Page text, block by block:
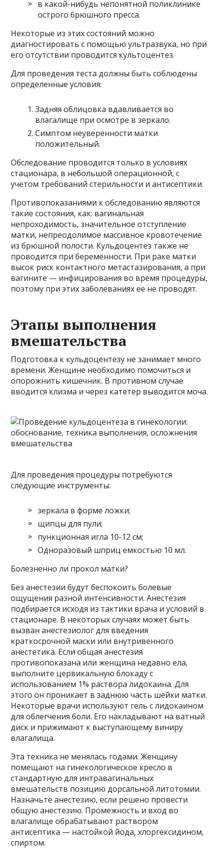
в какой-нибудь непонятной поликлинике
острого брюшного пресса.
Некоторые из этих состояний можно
диагностировать с помощью ультразвука, но при
его отсутствии проводится культоцентез.
Для проведения теста должны быть соблюдены
определенные условия:
Задняя облицовка вдавливается во
влагалище при осмотре в зеркало.
Симптом неуверенности матки
положительный.
Обследование проводится только в условиях
стационара, в небольшой операционной, с
учетом требований стерильности и антисептики.
Противопоказаниями к обследованию являются
такие состояния, как: вагинальная
непроходимость, значительное отступление
матки, непреодолимое массивное кровотечение
из брюшной полости. Кульдоцентез также не
проводится при беременности. При раке матки
высок риск контактного метастазирования, а при
вагините — инфицирования во время процедуры,
поэтому при этих заболеваниях ее не проводят.
Этапы выполнения
вмешательства
Подготовка к кульдоцентезу не занимает много
времени. Женщине необходимо помочиться и
опорожнить кишечник. В противном случае
вводится клизма и через катетер выводится моча.
Для проведения процедуры потребуются
следующие инструменты:
зеркала в форме ложки;
щипцы для пули;
пункционная игла 10-12 см;
Одноразовый шприц емкостью 10 мл.
Болезненно ли прокол матки?
Без анестезии будут беспокоить болевые
ощущения разной интенсивности. Анестезия
подбирается исходя из тактики врача и условий в
стационаре. В некоторых случаях может быть
вызван анестезиолог для введения
краткосрочной маски или внутривенного
анестетика. Если общая анестезия
противопоказана или женщина недавно ела,
выполните цервикальную блокаду с
использованием 1% раствора лидокаина. Для
этого он проникает в заднюю часть шейки матки.
Некоторые врачи используют гель с лидокаином
для облегчения боли. Его накладывают на ватный
диск и прижимают к выступающему виниру
влагалища.
Эта техника не менялась годами. Женщину
помещают на гинекологическое кресло в
стандартную для интравагинальных
вмешательств позицию дорсальной литотомии.
Назначьте анестезию, если решено провести
общую анестезию. Промежность и вход во
влагалище обрабатывают раствором
антисептика — настойкой йода, хлоргексидином,
спиртом.